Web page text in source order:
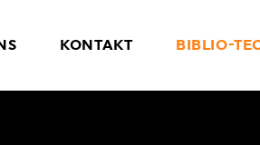
KONTAKT BIBLIO-